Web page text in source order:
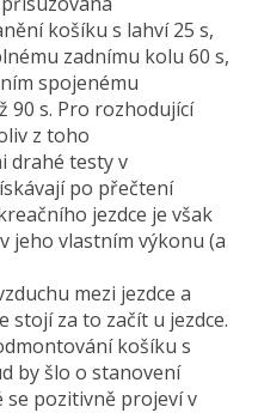
košíku s lahví 25 s,
zadnímu kolu 60 s,
spojenému
90 s. Pro rozhodující
z toho
drahé testy v
po přečtení
jezdce je však
jeho vlastním výkonu (a
mezi jezdce a
stojí za to začít u jezdce.
košíku s
by šlo o stanovení
pozitivně projeví v